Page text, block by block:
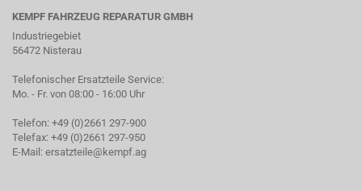
KEMPF FAHRZEUG REPARATUR GMBH
Industriegebiet
56472 Nisterau
Telefonischer Ersatzteile Service:
Mo. - Fr. von 08:00 - 16:00 Uhr
Telefon: +49 (0)2661 297-900
Telefax: +49 (0)2661 297-950
E-Mail: ersatzteile@kempf.ag